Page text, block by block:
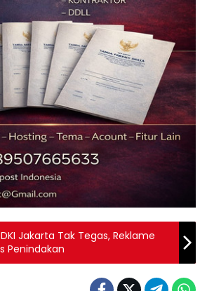
Jakarta Tak Tegas, Reklame
Penindakan